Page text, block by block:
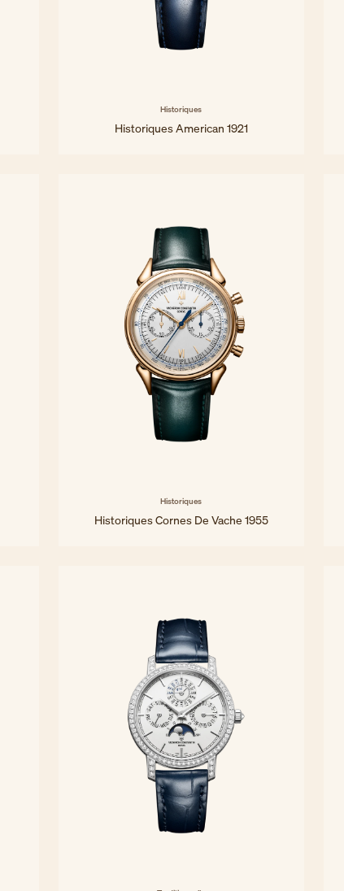
Historiques
Historiques American 1921
Historiques
Historiques Cornes De Vache 1955